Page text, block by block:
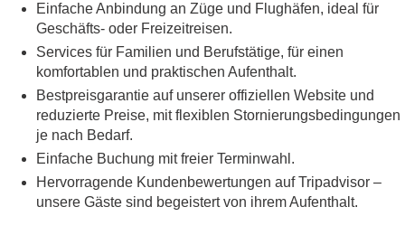
Einfache Anbindung an Züge und Flughäfen, ideal für
Geschäfts- oder Freizeitreisen.
Services für Familien und Berufstätige, für einen
komfortablen und praktischen Aufenthalt.
Bestpreisgarantie auf unserer offiziellen Website und
reduzierte Preise, mit flexiblen Stornierungsbedingungen
je nach Bedarf.
Einfache Buchung mit freier Terminwahl.
Hervorragende Kundenbewertungen auf Tripadvisor –
unsere Gäste sind begeistert von ihrem Aufenthalt.